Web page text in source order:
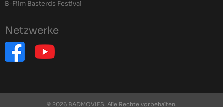
B-Film Basterds Festival
Netzwerke
© 2026 BADMOVIES. Alle Rechte vorbehalten.